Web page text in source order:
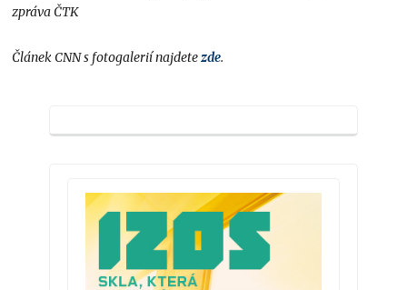
zpráva ČTK
Článek CNN s fotogalerií najdetezde.